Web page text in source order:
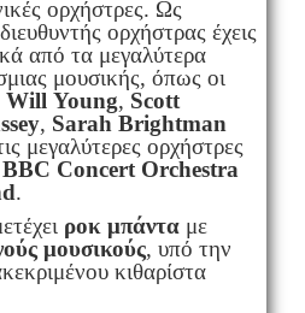
ορχήστρες. Ως
ορχήστρας έχεις
από τα μεγαλύτερα
μουσικής, όπως οι
Will Young, Scott
, Sarah Brightman
μεγαλύτερες ορχήστρες
BBC Concert Orchestra
.
ροκ μπάνταμε
μουσικούς, υπό την
κιθαρίστα